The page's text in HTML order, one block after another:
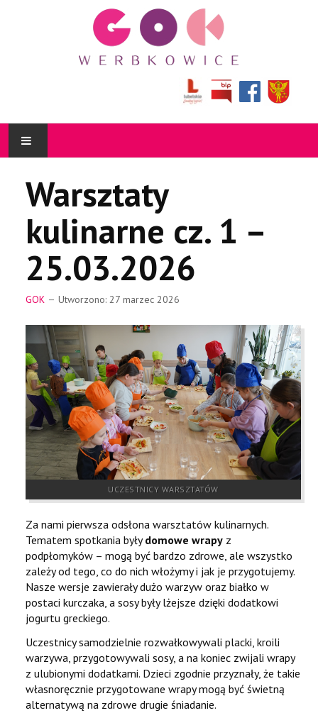
KULTURALNIK
O NAS
DZIAŁALNOŚĆ
KONTAKT
RODO
ZAPYTANIA OFERTOWE
Warsztaty
kulinarne cz. 1 –
25.03.2026
GOK Utworzono: 27 marzec 2026
UCZESTNICY WARSZTATÓW
Za nami pierwsza odsłona warsztatów kulinarnych.
Tematem spotkania byłydomowe wrapy z
podpłomyków – mogą być bardzo zdrowe, ale wszystko
zależy od tego, co do nich włożymy i jak je przygotujemy.
Nasze wersje zawierały dużo warzyw oraz białko w
postaci kurczaka, a sosy były lżejsze dzięki dodatkowi
jogurtu greckiego.
Uczestnicy samodzielnie rozwałkowywali placki, kroili
warzywa, przygotowywali sosy, a na koniec zwijali wrapy
z ulubionymi dodatkami. Dzieci zgodnie przyznały, że takie
własnoręcznie przygotowane wrapy mogą być świetną
alternatywą na zdrowe drugie śniadanie.